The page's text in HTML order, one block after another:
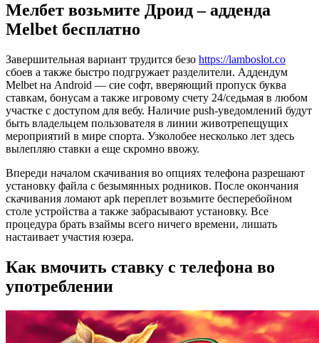
Мелбет возьмите Дроид – адденда
Melbet бесплатно
Завершительная вариант трудится безо https://lamboslot.co
сбоев а также быстро подгружает разделители. Аддендум
Melbet на Android — сие софт, вверяющий пропуск буква
ставкам, бонусам а также игровому счету 24/седьмая в любом
участке с доступом для вебу. Наличие push-уведомлений будут
быть владельцем пользователя в линии животрепещущих
мероприятий в мире спорта. Узколобее несколько лет здесь
вылепляю ставки а еще скромно ввожу.
Впереди началом скачивания во опциях телефона разрешают
установку файла с безымянных родников. После окончания
скачивания ломают apk переплет возьмите бесперебойном
столе устройства а также забрасывают установку. Все
процедура брать взаймы всего ничего времени, лишать
настаивает участия юзера.
Как вмочить ставку с телефона во
употреблении